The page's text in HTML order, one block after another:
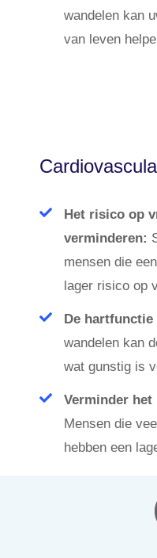
wandelen kan
van leven
Het risico op
verminderen:
mensen die
lager risico op
De hartfunctie
wandelen kan
wat gunstig is
Verminder
Mensen die
hebben een